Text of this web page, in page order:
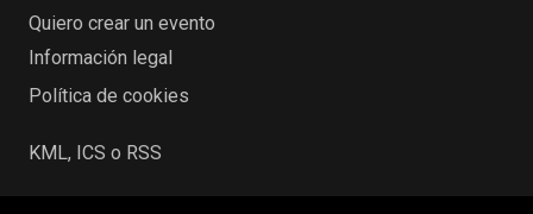
Quiero crear un evento
Información legal
Política de cookies
KML, ICS o RSS